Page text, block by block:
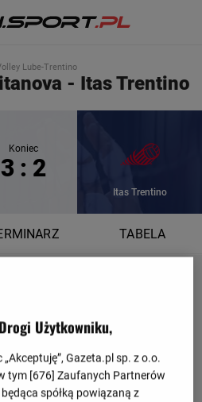
Lube-Trentino
- Itas Trentino
Koniec
3 : 2
Itas Trentino
TABELA
Użytkowniku,
Gazeta.pl sp. z o.o.
tym [676] Zaufanych Partnerów
spółką powiązaną z